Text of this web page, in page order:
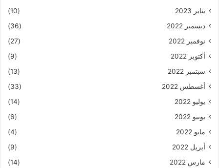
يناير 2023
(10)
ديسمبر 2022
(36)
نوفمبر 2022
(27)
أكتوبر 2022
(9)
سبتمبر 2022
(13)
أغسطس 2022
(33)
يوليو 2022
(14)
يونيو 2022
(6)
مايو 2022
(4)
أبريل 2022
(9)
مارس 2022
(14)